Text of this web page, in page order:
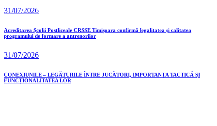
31/07/2026
Acreditarea Școlii Postliceale CRSSE Timișoara confirmă legalitatea și calitatea
programului de formare a antrenorilor
31/07/2026
CONEXIUNILE – LEGĂTURILE ÎNTRE JUCĂTORI, IMPORTANȚA TACTICĂ ȘI
FUNCȚIONALITATEA LOR